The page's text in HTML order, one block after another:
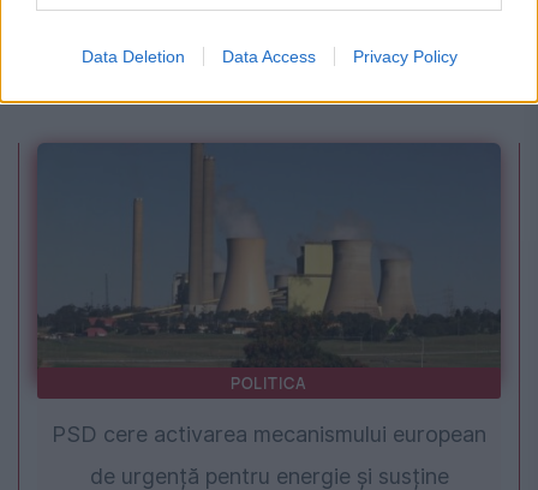
Data Deletion Data Access Privacy Policy
Calendar Ortodox, 8 august. Sfântul Emilian
POLITICA
PSD cere activarea mecanismului european
de urgență pentru energie și susține